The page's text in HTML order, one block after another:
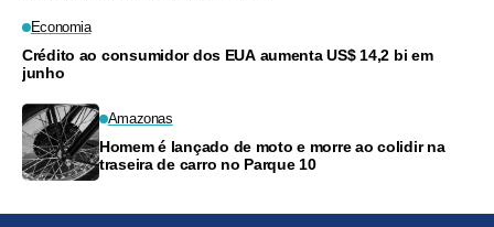
Economia
Crédito ao consumidor dos EUA aumenta US$ 14,2 bi em
junho
Amazonas
Homem é lançado de moto e morre ao colidir na
traseira de carro no Parque 10